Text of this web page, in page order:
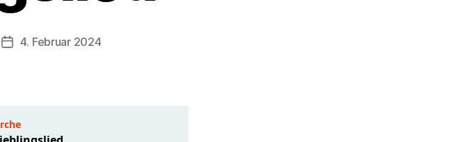
Veröffentlichungsdatum
4. Februar 2024